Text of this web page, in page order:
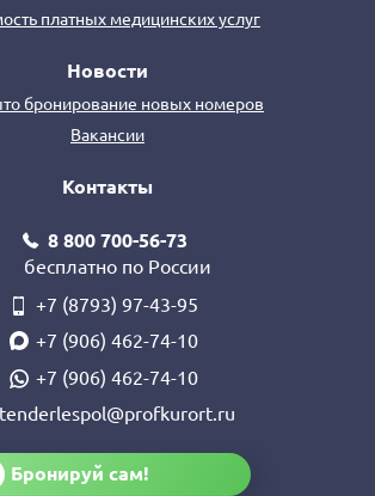
платных медицинских услуг
Новости
бронирование новых номеров
Вакансии
Контакты
8 800 700-56-73
бесплатно по России
+7 (8793) 97-43-95
+7 (906) 462-74-10
+7 (906) 462-74-10
tenderlespol@profkurort.ru
Бронируй сам!